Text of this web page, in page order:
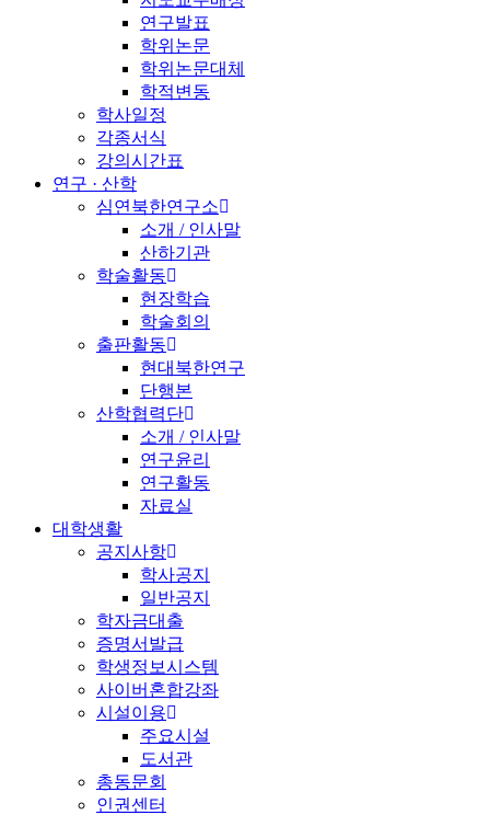
연구발표
학위논문
학위논문대체
학적변동
학사일정
각종서식
강의시간표
연구 · 산학
심연북한연구소
소개 / 인사말
산하기관
학술활동
현장학습
학술회의
출판활동
현대북한연구
단행본
산학협력단
소개 / 인사말
연구윤리
연구활동
자료실
대학생활
공지사항
학사공지
일반공지
학자금대출
증명서발급
학생정보시스템
사이버혼합강좌
시설이용
주요시설
도서관
총동문회
인권센터